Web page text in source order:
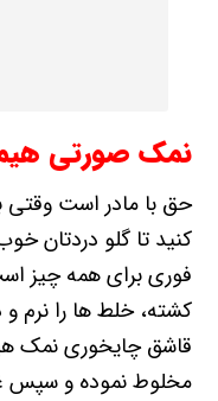
نمک صورتی
حق با مادر است
کنید تا گلو دردتان
فوری برای همه چیز
کشته، خلط ها را نرم
قاشق چایخوری نمک
مخلوط نموده و سپس